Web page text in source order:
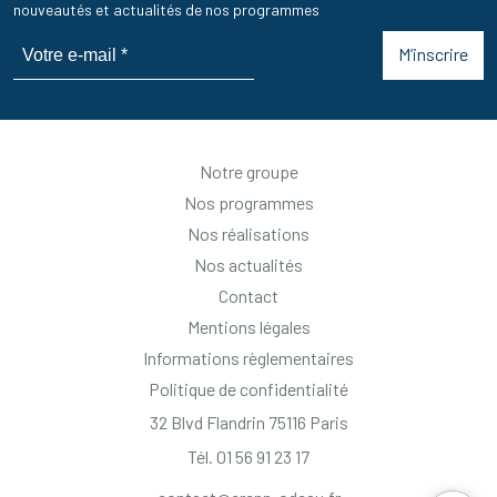
nouveautés et actualités de nos programmes
M’inscrire
Notre groupe
Nos programmes
Nos réalisations
Nos actualités
Contact
Mentions légales
Informations règlementaires
Politique de confidentialité
32 Blvd Flandrin 75116 Paris
Tél. 01 56 91 23 17